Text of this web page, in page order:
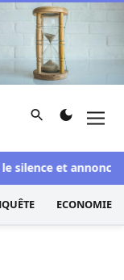
et d'investigation
Rechercher
et annonce
ECONOMIE